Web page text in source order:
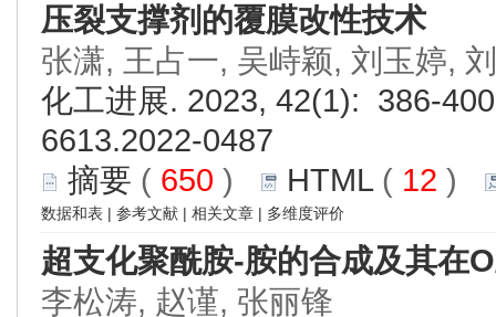
压裂支撑剂的覆膜改性技术
张潇, 王占一, 吴峙颖, 刘玉婷,
化工进展. 2023, 42(1): 386-
6613.2022-0487
摘要 ( 650 ) HTML( 12 )
数据和表 | 参考文献 | 相关文章 | 多维度评价
超支化聚酰胺-胺的合成及其在
李松涛, 赵谨, 张丽锋